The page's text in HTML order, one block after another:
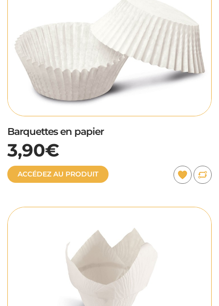
Barquettes en papier
3,90€
ACCÉDEZ AU PRODUIT